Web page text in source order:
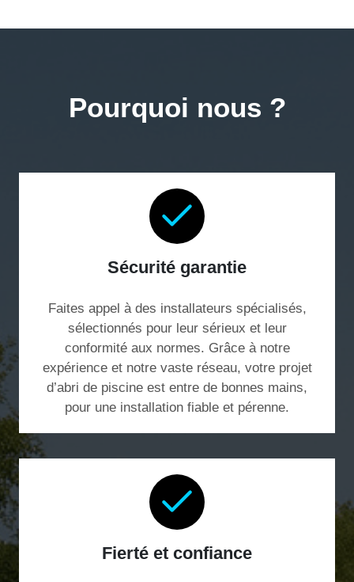
Pourquoi nous ?
Sécurité garantie
Faites appel à des installateurs spécialisés,
sélectionnés pour leur sérieux et leur
conformité aux normes. Grâce à notre
expérience et notre vaste réseau, votre projet
d’abri de piscine est entre de bonnes mains,
pour une installation fiable et pérenne.
Fierté et confiance